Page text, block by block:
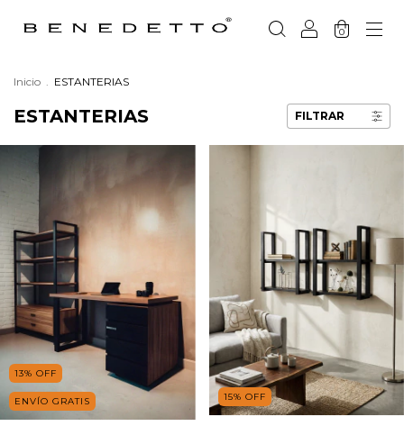
0
Inicio . ESTANTERIAS
ESTANTERIAS FILTRAR
13% OFF
ENVÍO GRATIS 15% OFF